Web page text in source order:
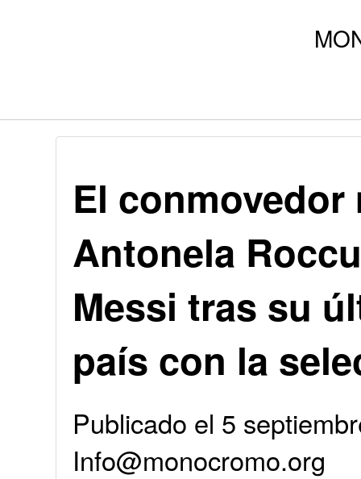
El conmovedor
Antonela
Messi tras su
país con la
Publicado el 5
Info@monocromo.org